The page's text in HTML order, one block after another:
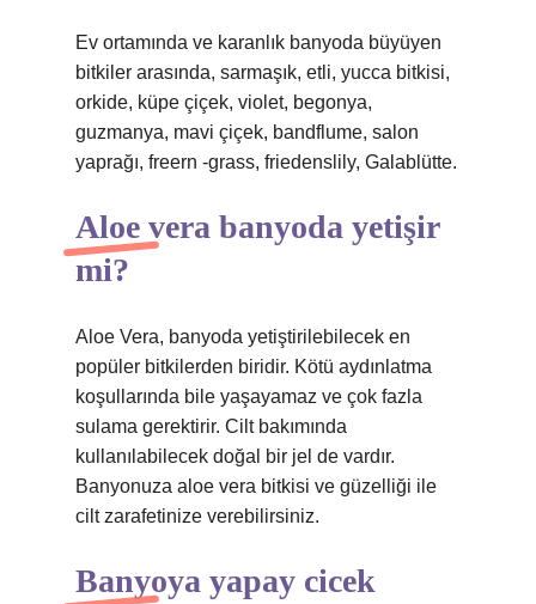
Ev ortamında ve karanlık banyoda büyüyen
bitkiler arasında, sarmaşık, etli, yucca bitkisi,
orkide, küpe çiçek, violet, begonya,
guzmanya, mavi çiçek, bandflume, salon
yaprağı, freern -grass, friedenslily, Galablütte.
Aloe vera banyoda yetişir
mi?
Aloe Vera, banyoda yetiştirilebilecek en
popüler bitkilerden biridir. Kötü aydınlatma
koşullarında bile yaşayamaz ve çok fazla
sulama gerektirir. Cilt bakımında
kullanılabilecek doğal bir jel de vardır.
Banyonuza aloe vera bitkisi ve güzelliği ile
cilt zarafetinize verebilirsiniz.
Banyoya yapay cicek